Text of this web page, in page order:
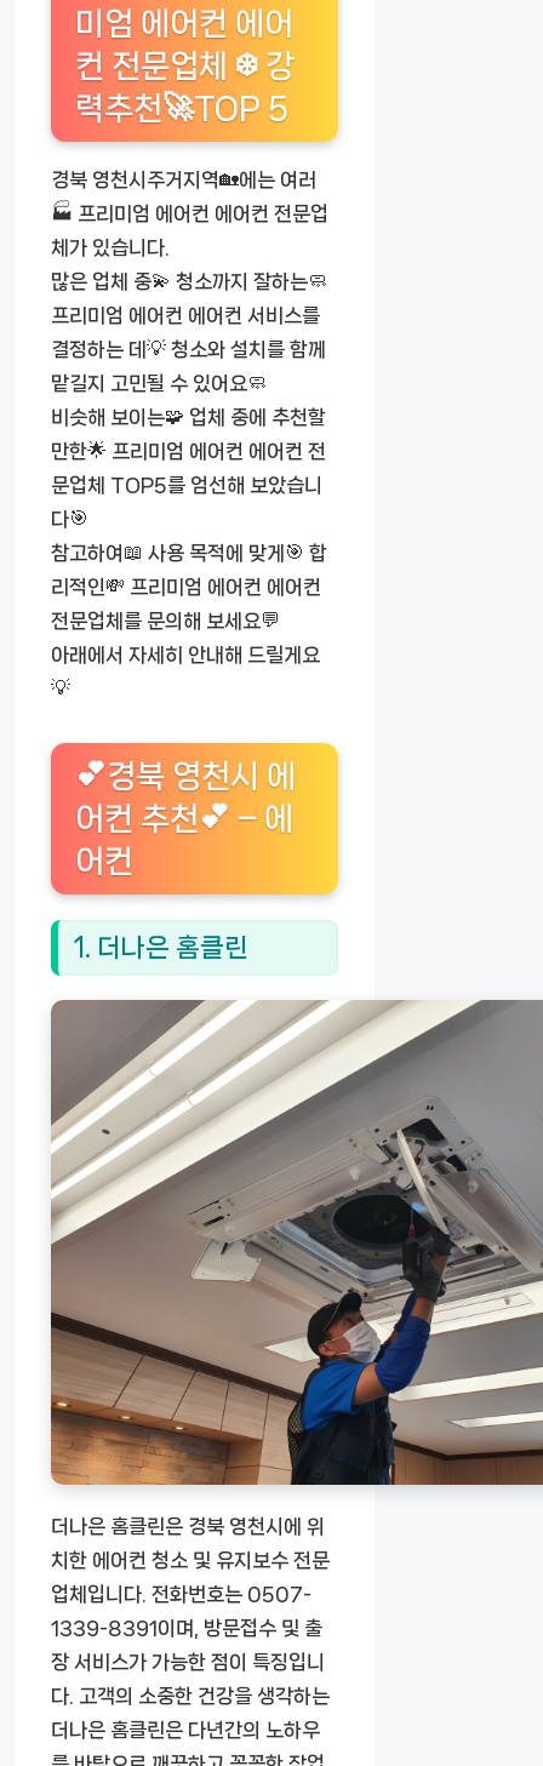
미엄 에어컨 에어
컨 전문업체 ❄️ 강
력추천🚀TOP 5
경북 영천시주거지역🏡에는 여러
🏭 프리미엄 에어컨 에어컨 전문업
체가 있습니다.
많은 업체 중💫 청소까지 잘하는🧼
프리미엄 에어컨 에어컨 서비스를
결정하는 데💡 청소와 설치를 함께
맡길지 고민될 수 있어요🧼
비슷해 보이는🧩 업체 중에 추천할
만한🌟 프리미엄 에어컨 에어컨 전
문업체 TOP5를 엄선해 보았습니
다🎯
참고하여📖 사용 목적에 맞게🎯 합
리적인💸 프리미엄 에어컨 에어컨
전문업체를 문의해 보세요💬
아래에서 자세히 안내해 드릴게요
💡
💕경북 영천시 에
어컨 추천💕 – 에
어컨
1. 더나은 홈클린
더나은 홈클린은 경북 영천시에 위
치한 에어컨 청소 및 유지보수 전문
업체입니다. 전화번호는 0507-
1339-8391이며, 방문접수 및 출
장 서비스가 가능한 점이 특징입니
다. 고객의 소중한 건강을 생각하는
더나은 홈클린은 다년간의 노하우